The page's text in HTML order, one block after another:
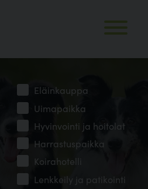
Eläinkauppa
Uimapaikka
Hyvinvointi ja hoitolat
Harrastuspaikka
Koirahotelli
Lenkkeily ja patikointi